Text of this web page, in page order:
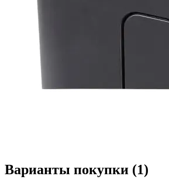
Варианты покупки (1)